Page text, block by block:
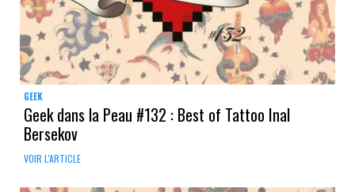
GEEK
Geek dans la Peau #132 : Best of Tattoo Inal
Bersekov
VOIR L'ARTICLE